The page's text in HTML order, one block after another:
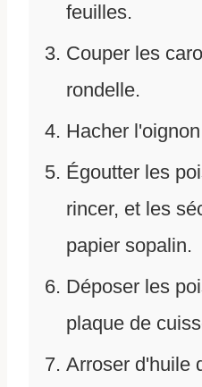
feuilles.
Couper les
rondelle.
Hacher
Égoutter les
rincer, et les
papier sopalin.
Déposer les
plaque de
Arroser d'huile